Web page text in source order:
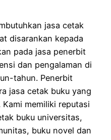
jasa cetak
disarankan kepada
pada jasa penerbit
dan pengalaman di
tahun. Penerbit
jasa cetak buku yang
memiliki reputasi
buku universitas,
buku novel dan